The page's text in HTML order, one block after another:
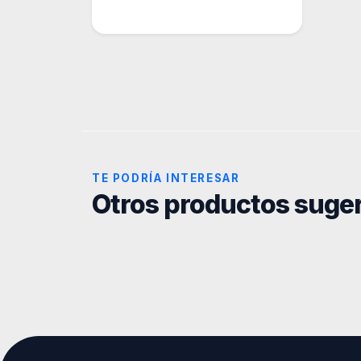
TE PODRÍA INTERESAR
Otros productos